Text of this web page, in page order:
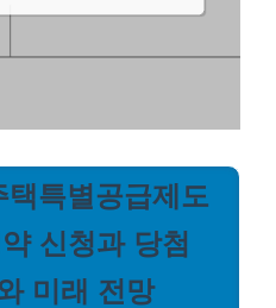
특별공급제도
신청과 당첨
미래 전망